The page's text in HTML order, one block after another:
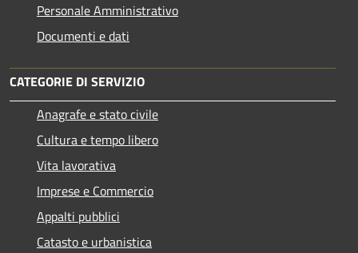
Personale Amministrativo
Documenti e dati
CATEGORIE DI SERVIZIO
Anagrafe e stato civile
Cultura e tempo libero
Vita lavorativa
Imprese e Commercio
Appalti pubblici
Catasto e urbanistica